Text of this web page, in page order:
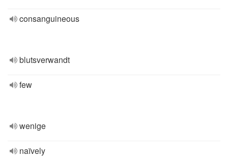
consanguineous
blutsverwandt
few
wenige
naïvely